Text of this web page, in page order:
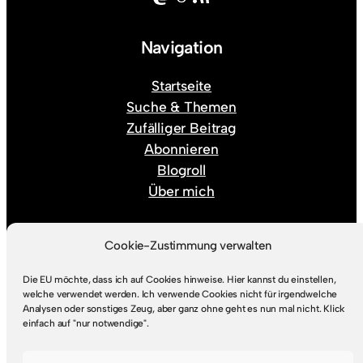
Cookie-Zustimmung verwalten
Die EU möchte, dass ich auf Cookies hinweise. Hier kannst du einstellen,
welche verwendet werden. Ich verwende Cookies nicht für irgendwelche
Analysen oder sonstiges Zeug, aber ganz ohne geht es nun mal nicht. Klick
einfach auf "nur notwendige".
Navigation
Startseite
Suche & Themen
Zufälliger Beitrag
Abonnieren
Blogroll
Über mich
Rechtlicher Kram
Impressum
Datenschutz